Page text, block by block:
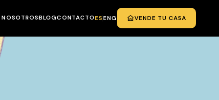
NOSOTROSBLOGCONTACTOES ENG VENDE TU CASA